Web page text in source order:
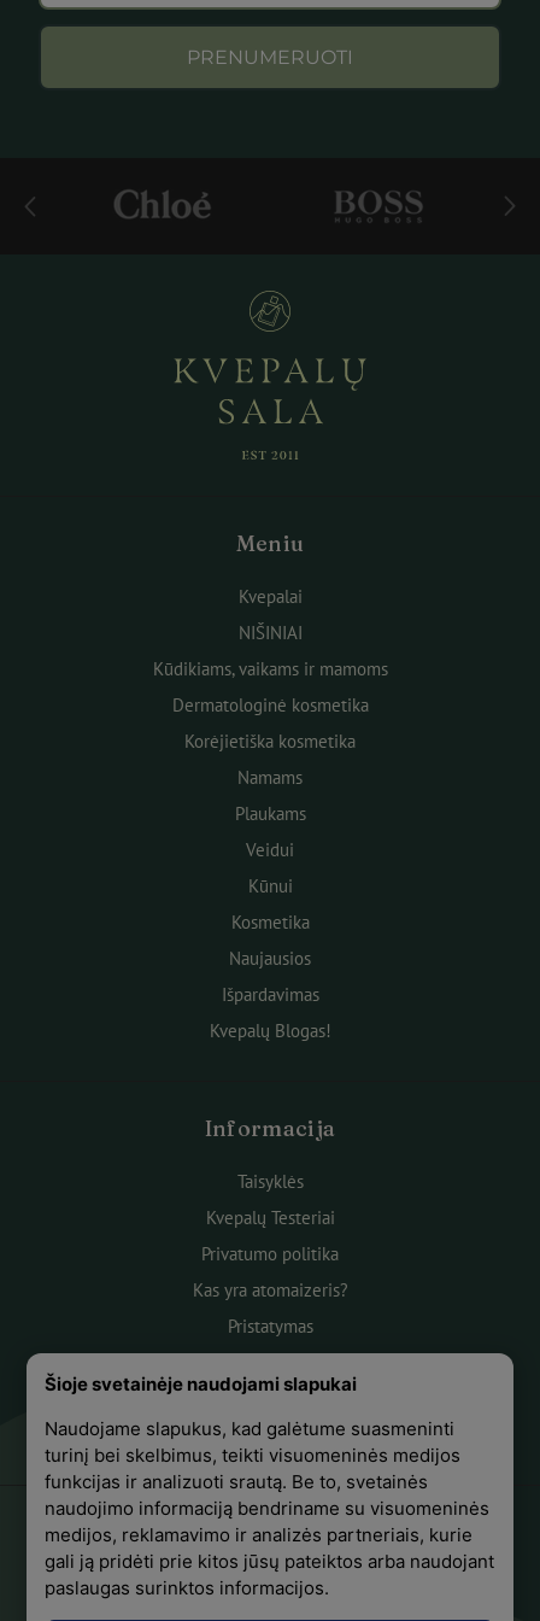
PRENUMERUOTI
Šioje svetainėje naudojami slapukai
Naudojame slapukus, kad galėtume suasmeninti
turinį bei skelbimus, teikti visuomeninės medijos
funkcijas ir analizuoti srautą. Be to, svetainės
naudojimo informaciją bendriname su visuomeninės
medijos, reklamavimo ir analizės partneriais, kurie
gali ją pridėti prie kitos jūsų pateiktos arba naudojant
paslaugas surinktos informacijos.
Meniu
Kvepalai
NIŠINIAI
Kūdikiams, vaikams ir mamoms
Dermatologinė kosmetika
Korėjietiška kosmetika
Namams
Plaukams
Veidui
Kūnui
Kosmetika
Naujausios
Išpardavimas
Kvepalų Blogas!
Informacija
Taisyklės
Kvepalų Testeriai
Privatumo politika
Kas yra atomaizeris?
Pristatymas
Apie mus
Atsiliepimai
+370 618 44441